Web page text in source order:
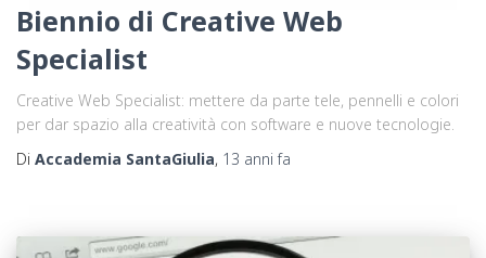
Biennio di Creative Web
Specialist
Creative Web Specialist: mettere da parte tele, pennelli e colori
per dar spazio alla creatività con software e nuove tecnologie.
Di Accademia SantaGiulia, 13 anni fa